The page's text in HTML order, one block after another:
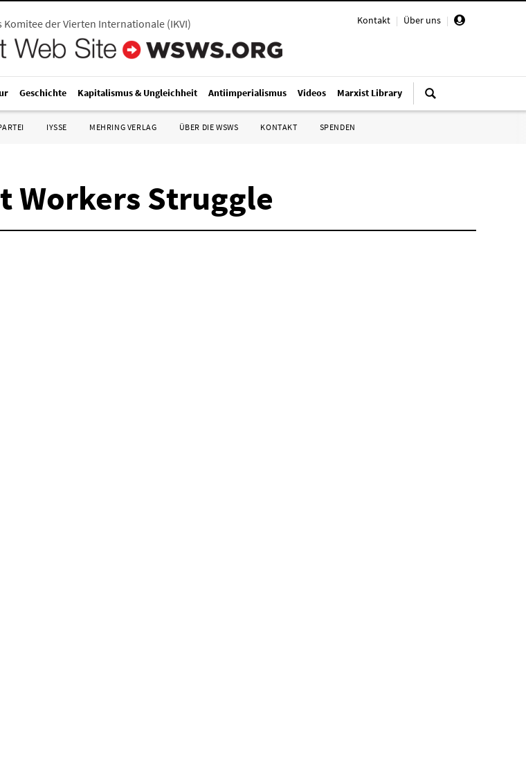
Kontakt | Über uns |
Komitee der Vierten Internationale (IKVI)
Geschichte Kapitalismus & Ungleichheit Antiimperialismus Videos Marxist Library
IYSSE MEHRING VERLAG ÜBER DIE WSWS KONTAKT SPENDEN
Workers Struggle